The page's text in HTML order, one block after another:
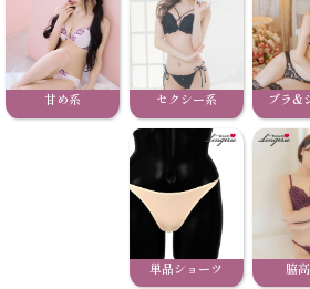
甘め系 セクシー系 ブラ&
単品ショーツ 脇